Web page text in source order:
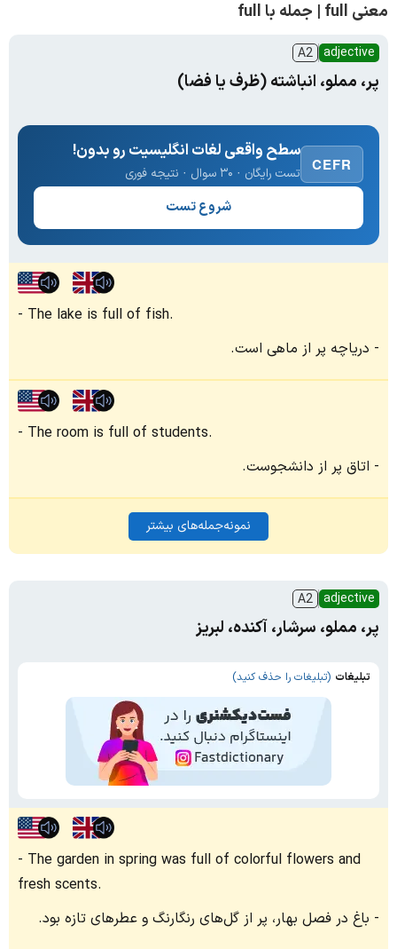
معنی full | جمله با full
adjective
A2
پر، مملو، انباشته (ظرف یا فضا)
CEFR
سطح واقعی لغات انگلیسیت رو بدون!
تست رایگان · ۳۰ سوال · نتیجه فوری
شروع تست
The lake is full of fish.
دریاچه پر از ماهی است.
The room is full of students.
اتاق پر از دانشجوست.
نمونه‌جمله‌های بیشتر
adjective
A2
پر، مملو، سرشار، آکنده، لبریز
تبلیغات (تبلیغات را حذف کنید)
The garden in spring was full of colorful flowers and
fresh scents.
باغ در فصل بهار، پر از گل‌های رنگارنگ و عطرهای تازه بود.